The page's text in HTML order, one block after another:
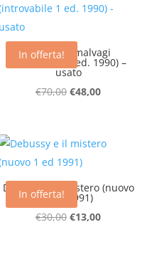
In offerta!
Gli angeli malvagi
(introvabile 1 ed. 1990) –
usato
€70,00 Il
era:
€70,00.
€48,00Il
è:
In offerta!
Debussy e il mistero (nuovo
1 ed 1991)
€30,00 Il
€13,00Il